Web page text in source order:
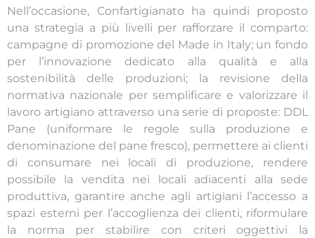
Nell’occasione, Confartigianato ha quindi proposto
una strategia a più livelli per rafforzare il comparto:
campagne di promozione del Made in Italy; un fondo
per l’innovazione dedicato alla qualità e alla
sostenibilità delle produzioni; la revisione della
normativa nazionale per semplificare e valorizzare il
lavoro artigiano attraverso una serie di proposte: DDL
Pane (uniformare le regole sulla produzione e
denominazione del pane fresco), permettere ai clienti
di consumare nei locali di produzione, rendere
possibile la vendita nei locali adiacenti alla sede
produttiva, garantire anche agli artigiani l’accesso a
spazi esterni per l’accoglienza dei clienti, riformulare
la norma per stabilire con criteri oggettivi la